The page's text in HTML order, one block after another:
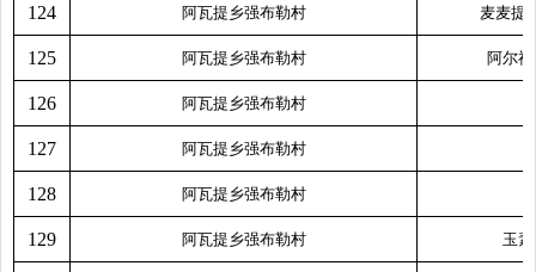
124 阿瓦提乡强布勒村 麦麦提
125 阿瓦提乡强布勒村 阿尔祖
126 阿瓦提乡强布勒村
127 阿瓦提乡强布勒村
128 阿瓦提乡强布勒村
129 阿瓦提乡强布勒村 玉